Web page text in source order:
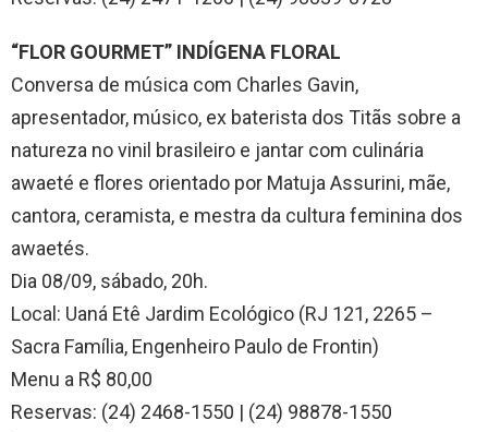
“FLOR GOURMET” INDÍGENA FLORAL
Conversa de música com Charles Gavin,
apresentador, músico, ex baterista dos Titãs sobre a
natureza no vinil brasileiro e jantar com culinária
awaeté e flores orientado por Matuja Assurini, mãe,
cantora, ceramista, e mestra da cultura feminina dos
awaetés.
Dia 08/09, sábado, 20h.
Local: Uaná Etê Jardim Ecológico (RJ 121, 2265 –
Sacra Família, Engenheiro Paulo de Frontin)
Menu a R$ 80,00
Reservas: (24) 2468-1550 | (24) 98878-1550